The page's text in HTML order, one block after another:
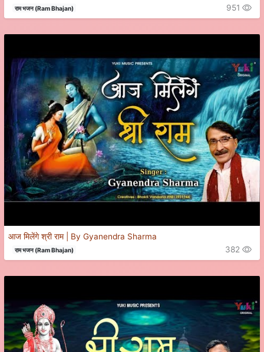
राम भजन (Ram Bhajan) 951
आज मिलेंगे श्री राम | By Gyanendra Sharma
राम भजन (Ram Bhajan) 382